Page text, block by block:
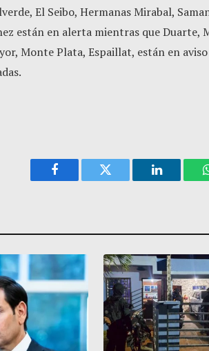
El Seibo, Hermanas Mirabal,
están en alerta mientras que Duarte,
Monte Plata, Espaillat, están en
Facebook Twitter LinkedIn